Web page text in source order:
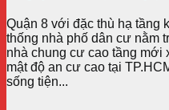
Quận 8 với đặc thù hạ tầng
thống nhà phố dân cư nằm
nhà chung cư cao tầng mới
mật độ an cư cao tại
sống tiện...